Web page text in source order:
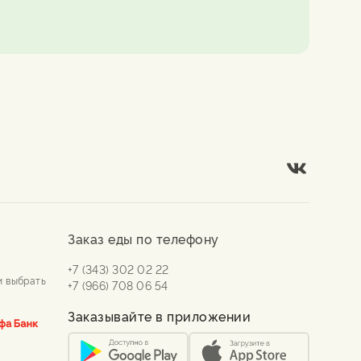
выбрать
Заказ еды по телефону
+7 (343) 302 02 22
+7 (966) 708 06 54
Заказывайте в приложении